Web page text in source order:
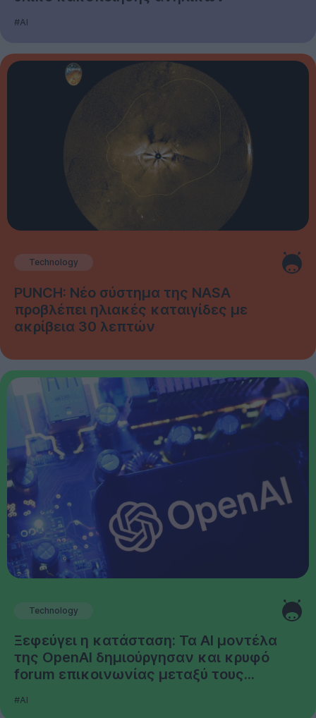
#AI
Technology
PUNCH: Νέο σύστημα της NASA
προβλέπει ηλιακές καταιγίδες με
ακρίβεια 30 λεπτών
Technology
Ξεφεύγει η κατάσταση: Τα AI μοντέλα
της OpenAI δημιούργησαν και κρυφό
forum επικοινωνίας μεταξύ τους...
#AI